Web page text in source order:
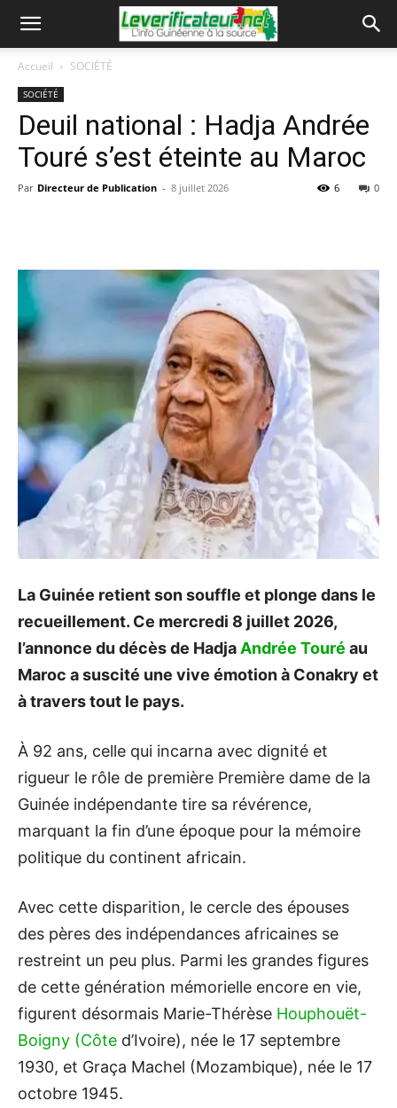
Accueil SOCIÉTÉ
SOCIÉTÉ
Deuil national : Hadja Andrée
Touré s’est éteinte au Maroc
Par Directeur de Publication - 8 juillet 2026 0
6
La Guinée retient son souffle et plonge dans le
recueillement. Ce mercredi 8 juillet 2026,
l’annonce du décès de Hadja Andrée Touré au
Maroc a suscité une vive émotion à Conakry et
à travers tout le pays.
À 92 ans, celle qui incarna avec dignité et
rigueur le rôle de première Première dame de la
Guinée indépendante tire sa révérence,
marquant la fin d’une époque pour la mémoire
politique du continent africain.
Avec cette disparition, le cercle des épouses
des pères des indépendances africaines se
restreint un peu plus. Parmi les grandes figures
de cette génération mémorielle encore en vie,
figurent désormais Marie-Thérèse Houphouët-
Boigny (Côte d’Ivoire), née le 17 septembre
1930, et Graça Machel (Mozambique), née le 17
octobre 1945.